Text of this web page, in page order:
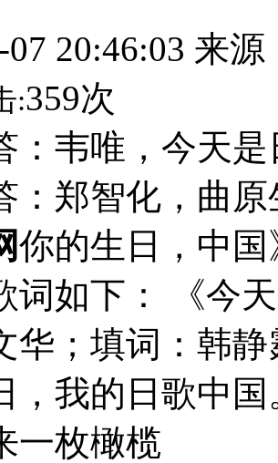
07 20:46:03 来源
:359次
：韦唯，今天
：郑智化，曲
你的生日，中
词如下： 《今
华；填词：韩
，我的日歌中
一枚橄榄